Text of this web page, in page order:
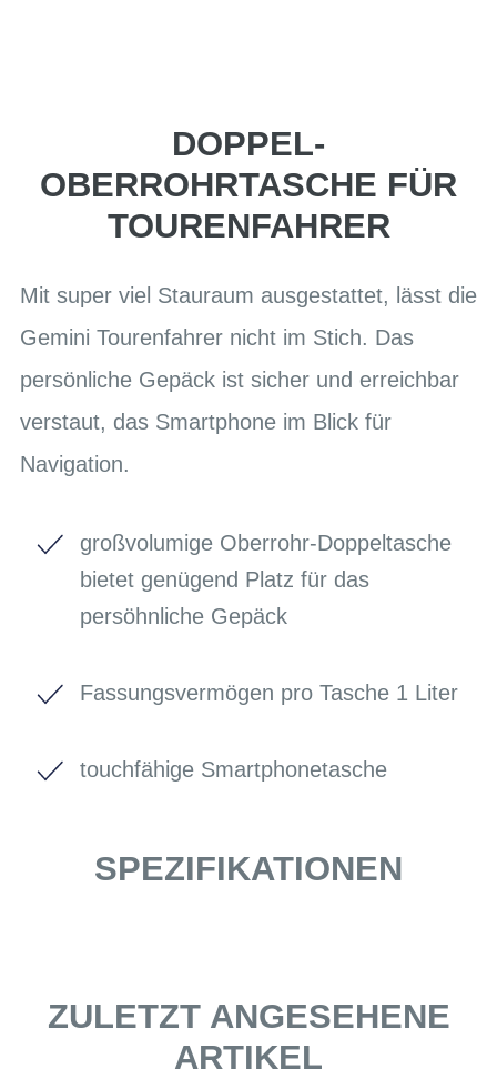
DOPPEL-
OBERROHRTASCHE FÜR
TOURENFAHRER
Mit super viel Stauraum ausgestattet, lässt die
Gemini Tourenfahrer nicht im Stich. Das
persönliche Gepäck ist sicher und erreichbar
verstaut, das Smartphone im Blick für
Navigation.
großvolumige Oberrohr-Doppeltasche
bietet genügend Platz für das
persöhnliche Gepäck
Fassungsvermögen pro Tasche 1 Liter
touchfähige Smartphonetasche
SPEZIFIKATIONEN
ZULETZT ANGESEHENE
ARTIKEL